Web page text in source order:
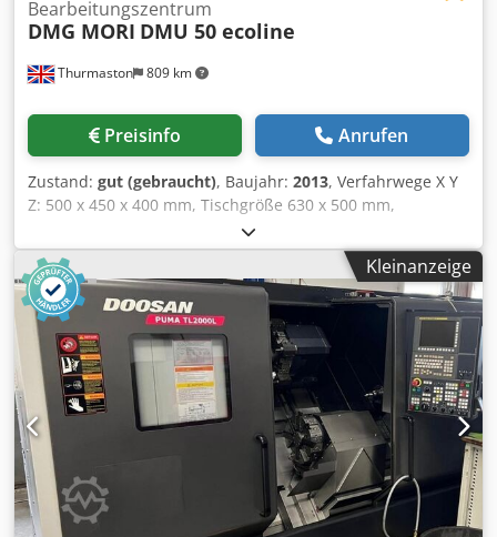
Thurmaston 809 km
Bearbeitungszentrum
DMG MORI DMU 50 ecoline
Preisinfo Anrufen
Zustand: gut (gebraucht), Baujahr: 2013, Verfahrwege X Y
Z: 500 x 450 x 400 mm, Tischgröße 630 x 500 mm,
Tischbelastung 200 kg, B-Achse -5/+110 Grad, C-Achse 360°
(0,001 Grad), Spindeldrehzahl 12.000 U/min,
Spindelaufnahme ISO 40, 30-fach Werkzeugwechsler,
Siemens 840D Steuerung, Späneförderer. Cjdpfx
Anszicmpjtjrf
Kleinanzeige